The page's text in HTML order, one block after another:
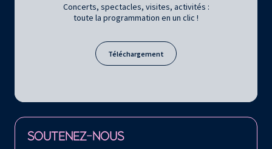
Concerts, spectacles, visites, activités :
toute la programmation en un clic !
Téléchargement
SOUTENEZ-NOUS
Retrouvez la Philharmonie de Paris sur